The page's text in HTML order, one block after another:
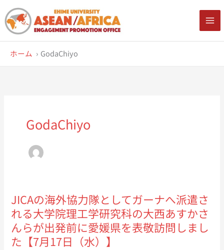
容
を
ス
ホーム GodaChiyo
GodaChiyo
JICAの海外協力隊としてガーナへ派遣さ
れる大学院理工学研究科の大西あすかさ
んらが出発前に愛媛県を表敬訪問しまし
た【7月17日（水）】